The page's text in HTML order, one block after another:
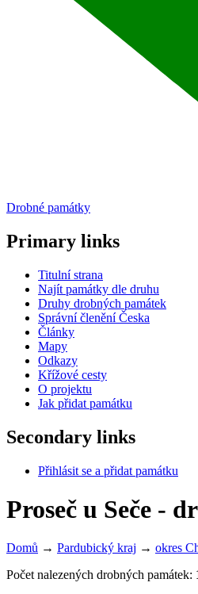
Drobné památky
Primary links
Titulní strana
Najít památky dle druhu
Druhy drobných památek
Správní členění Česka
Články
Mapy
Odkazy
Křížové cesty
O projektu
Jak přidat památku
Secondary links
Přihlásit se a přidat památku
Proseč u Seče -
Domů → Pardubický kraj → okres
Počet nalezených drobných památek: